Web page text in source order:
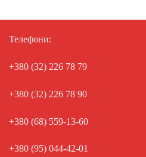
Телефони:
+380 (32) 226 78 79
+380 (32) 226 78 90
+380 (68) 559-13-60
+380 (95) 044-42-01